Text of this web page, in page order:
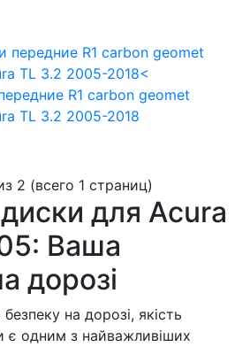
R1 carbon geomet
TL 3.2 2005-2018
2 (всего 1 страниц)
для Acura
Ваша
дорозі
на дорозі, якість
є одним з найважливіших